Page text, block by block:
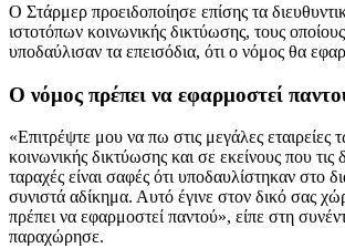
Ο Στάρμερ προειδοποίησε επίσης τα
ιστοτόπων κοινωνικής δικτύωσης, τους
υποδαύλισαν τα επεισόδια, ότι ο νόμος θα
Ο νόμος πρέπει να εφαρμοστεί
«Επιτρέψτε μου να πω στις μεγάλες εταιρείες
κοινωνικής δικτύωσης και σε εκείνους που τις
ταραχές είναι σαφές ότι υποδαυλίστηκαν στο
συνιστά αδίκημα. Αυτό έγινε στον δικό σας
πρέπει να εφαρμοστεί παντού», είπε στη
παραχώρησε.